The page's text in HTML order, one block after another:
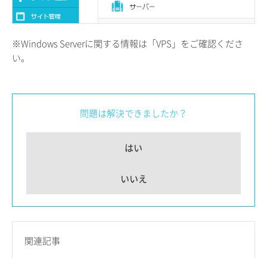
※Windows Serverに関する情報は「VPS」をご確認くださ
い。
問題は解決できましたか？
はい
いいえ
関連記事